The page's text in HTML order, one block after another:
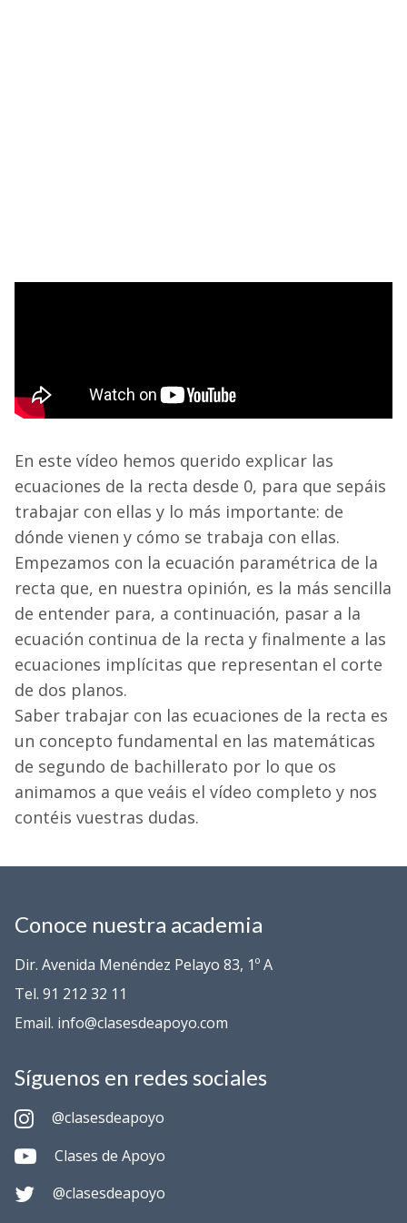
En este vídeo hemos querido explicar las
ecuaciones de la recta desde 0, para que sepáis
trabajar con ellas y lo más importante: de
dónde vienen y cómo se trabaja con ellas.
Empezamos con la ecuación paramétrica de la
recta que, en nuestra opinión, es la más sencilla
de entender para, a continuación, pasar a la
ecuación continua de la recta y finalmente a las
ecuaciones implícitas que representan el corte
de dos planos.
Saber trabajar con las ecuaciones de la recta es
un concepto fundamental en las matemáticas
de segundo de bachillerato por lo que os
animamos a que veáis el vídeo completo y nos
contéis vuestras dudas.
Conoce nuestra academia
Dir. Avenida Menéndez Pelayo 83, 1º A
Tel. 91 212 32 11
Email. info@clasesdeapoyo.com
Síguenos en redes sociales
@clasesdeapoyo
Clases de Apoyo
@clasesdeapoyo